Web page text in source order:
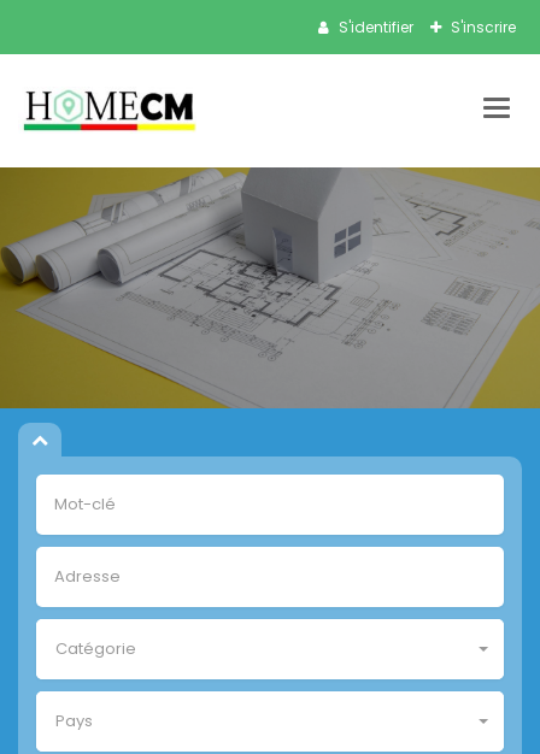
S'identifier S'inscrire
Catégorie
Pays